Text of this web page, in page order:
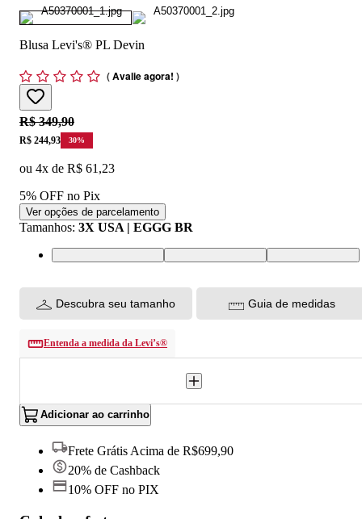
Blusa Levi's® PL Devin
(Avalie agora! )
Original price:
R$ 349,90
Price:
R$ 244,93 30%
ou 4x de R$ 61,23
5% OFF no Pix
Ver opções de parcelamento
Tamanhos: 3X USA | EGGG BR
3X USA | EGGG BR2X USA | EGG BR1X USA | EG BR
Descubra seu tamanho Guia de medidas
Entenda a medida da Levi’s®
Adicionar ao carrinho
Frete Grátis Acima de R$699,90
20% de Cashback
10% OFF no PIX